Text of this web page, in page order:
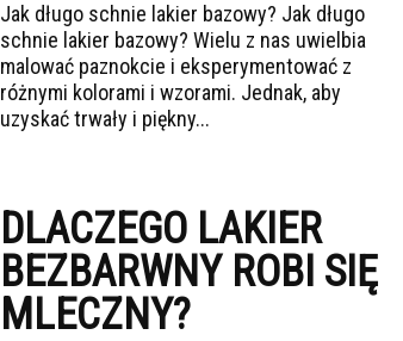
Jak długo schnie lakier bazowy? Jak długo
schnie lakier bazowy? Wielu z nas uwielbia
malować paznokcie i eksperymentować z
różnymi kolorami i wzorami. Jednak, aby
uzyskać trwały i piękny...
DLACZEGO LAKIER
BEZBARWNY ROBI SIĘ
MLECZNY?